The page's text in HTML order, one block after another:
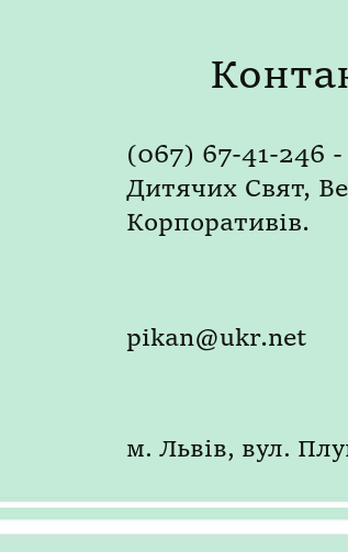
(067) 67-41-246 -
Дитячих Свят,
Корпоративів.
pikan@ukr.net
м. Львів, вул.